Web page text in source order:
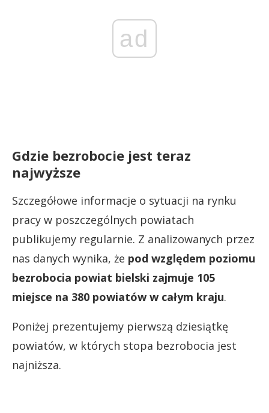
ad
Gdzie bezrobocie jest teraz
najwyższe
Szczegółowe informacje o sytuacji na rynku
pracy w poszczególnych powiatach
publikujemy regularnie. Z analizowanych przez
nas danych wynika, że pod względem poziomu
bezrobocia powiat bielski zajmuje 105
miejsce na 380 powiatów w całym kraju.
Poniżej prezentujemy pierwszą dziesiątkę
powiatów, w których stopa bezrobocia jest
najniższa.